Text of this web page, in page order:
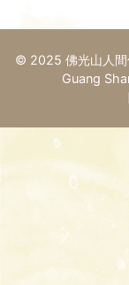
© 2025 佛光山人間
Guang